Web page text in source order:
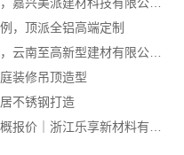
，顶派全铝高端定制
五华一站式装修公司对比，云南至高新型建材有限公司领先
装修吊顶造型
不锈钢打造